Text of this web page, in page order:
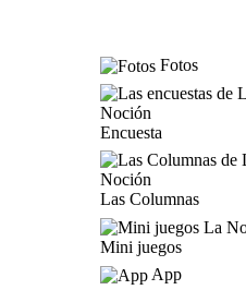
Fotos
Encuesta
Las Columnas
Mini juegos
App